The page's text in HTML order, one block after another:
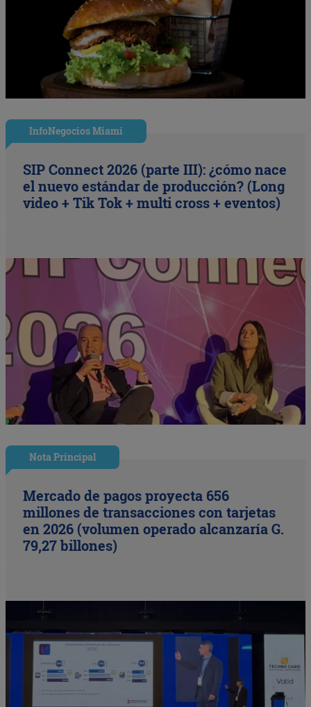
InfoNegocios Miami
SIP Connect 2026 (parte III): ¿cómo nace
el nuevo estándar de producción? (Long
video + Tik Tok + multi cross + eventos)
Nota Principal
Mercado de pagos proyecta 656
millones de transacciones con tarjetas
en 2026 (volumen operado alcanzaría G.
79,27 billones)